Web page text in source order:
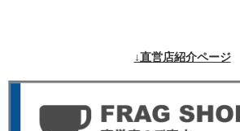
↓直営店紹介ページ